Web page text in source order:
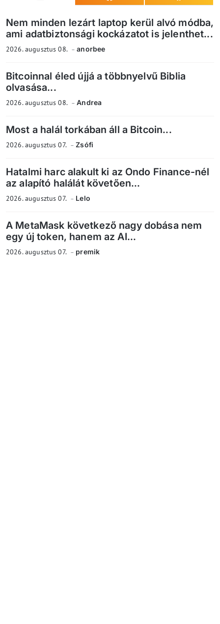
Nem minden lezárt laptop kerül alvó módba,
ami adatbiztonsági kockázatot is jelenthet...
2026. augusztus 08. anorbee
Bitcoinnal éled újjá a többnyelvű Biblia
olvasása...
2026. augusztus 08. Andrea
Most a halál torkában áll a Bitcoin...
2026. augusztus 07. Zsófi
Hatalmi harc alakult ki az Ondo Finance-nél
az alapító halálát követően...
2026. augusztus 07. Lelo
A MetaMask következő nagy dobása nem
egy új token, hanem az AI...
2026. augusztus 07. premik